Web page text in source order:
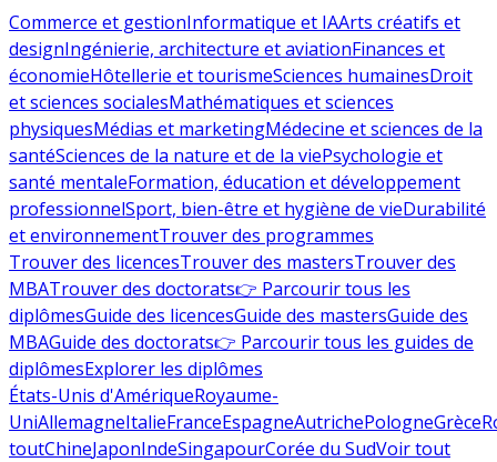
Commerce et gestionInformatique et IAArts créatifs et
designIngénierie, architecture et aviationFinances et
économieHôtellerie et tourismeSciences humainesDroit
et sciences socialesMathématiques et sciences
physiquesMédias et marketingMédecine et sciences de la
santéSciences de la nature et de la viePsychologie et
santé mentaleFormation, éducation et développement
professionnelSport, bien-être et hygiène de vieDurabilité
et environnementTrouver des programmes
Trouver des licencesTrouver des mastersTrouver des
MBATrouver des doctorats👉 Parcourir tous les
diplômesGuide des licencesGuide des mastersGuide des
MBAGuide des doctorats👉 Parcourir tous les guides de
diplômesExplorer les diplômes
États-Unis d'AmériqueRoyaume-
UniAllemagneItalieFranceEspagneAutrichePologneGrèce
toutChineJaponIndeSingapourCorée du SudVoir tout